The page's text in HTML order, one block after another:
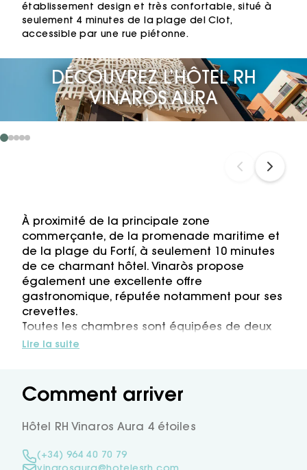
établissement design et très confortable, situé à
seulement 4 minutes de la plage del Clot,
accessible par une rue piétonne.
DÉCOUVREZ L’HÔTEL RH
VINARÒS AURA
À proximité de la principale zone
commerçante, de la promenade maritime et
de la plage du Fortí, à seulement 10 minutes
de ce charmant hôtel. Vinaròs propose
également une excellente offre
gastronomique, réputée notamment pour ses
crevettes.
Toutes les chambres sont équipées de deux
confortables lits de 1,35 m, d’une télévision à
Les salles de bain disposent d’une cabine de
douche à effet pluie et d’une baignoire à
L’hôtel propose également des chambres
adaptées aux personnes à mobilité réduite.
Son restaurant buffet offre une sélection de
Lire la suite
Comment arriver
Hôtel RH Vinaros Aura 4 étoiles
(+34) 964 40 70 79